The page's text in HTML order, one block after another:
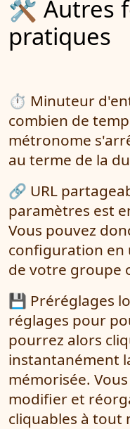
🛠 Autres fonctionnalités
pratiques
⏱ Minuteur
combien de
métronome
au terme de la
🔗 URL
paramètres est
Vous pouvez
configuration en
de votre groupe
💾 Préréglages
réglages pour
pourrez alors
instantanément
mémorisée.
modifier et
cliquables à tout